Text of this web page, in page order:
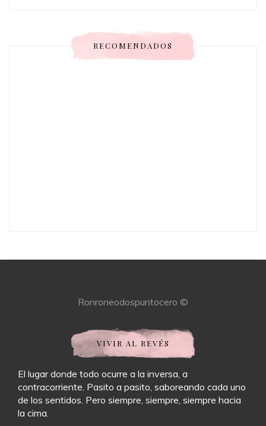
RECOMENDADOS
Ronroneodospuntocero ©
VIVIR AL REVÉS
El lugar donde todo ocurre a la inversa, a
contracorriente. Pasito a pasito, saboreando cada uno
de los sentidos. Pero siempre, siempre, siempre hacia
la cima.